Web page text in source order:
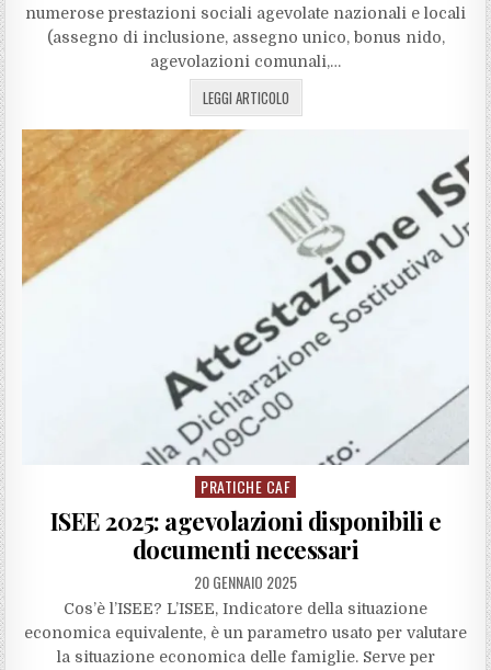
numerose prestazioni sociali agevolate nazionali e locali
(assegno di inclusione, assegno unico, bonus nido,
agevolazioni comunali,…
LEGGI ARTICOLO
Posted
PRATICHE CAF
ISEE 2025: agevolazioni disponibili e
documenti necessari
20 GENNAIO 2025
Cos’è l’ISEE? L’ISEE, Indicatore della situazione
economica equivalente, è un parametro usato per valutare
la situazione economica delle famiglie. Serve per